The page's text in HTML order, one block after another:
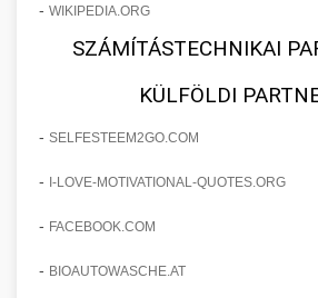
- WIKIPEDIA.ORG
SZÁMÍTÁSTECHNIKAI
KÜLFÖLDI
- SELFESTEEM2GO.COM
- I-LOVE-MOTIVATIONAL-QUOTES.ORG
- FACEBOOK.COM
- BIOAUTOWASCHE.AT